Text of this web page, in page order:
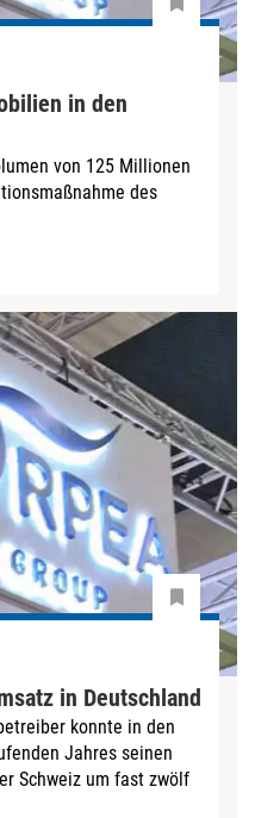
in den
von 125 Millionen
des
in Deutschland
konnte in den
Jahres seinen
Schweiz um fast zwölf